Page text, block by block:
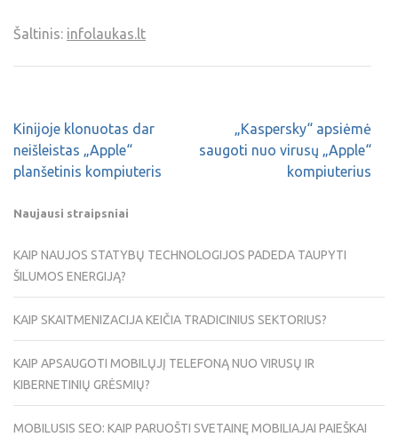
Šaltinis: infolaukas.lt
Kinijoje klonuotas dar
neišleistas „Apple“
planšetinis kompiuteris
„Kaspersky“ apsiėmė
saugoti nuo virusų „Apple“
kompiuterius
Naujausi straipsniai
KAIP NAUJOS STATYBŲ TECHNOLOGIJOS PADEDA TAUPYTI
ŠILUMOS ENERGIJĄ?
KAIP SKAITMENIZACIJA KEIČIA TRADICINIUS SEKTORIUS?
KAIP APSAUGOTI MOBILŲJĮ TELEFONĄ NUO VIRUSŲ IR
KIBERNETINIŲ GRĖSMIŲ?
MOBILUSIS SEO: KAIP PARUOŠTI SVETAINĘ MOBILIAJAI PAIEŠKAI